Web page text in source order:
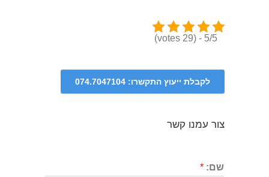
5/5 - (29 votes)
צור עמנו קשר
שם: *